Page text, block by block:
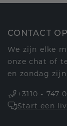
CONTACT
We zijn elke
onze chat of
en zondag
+3110 - 747
Start een